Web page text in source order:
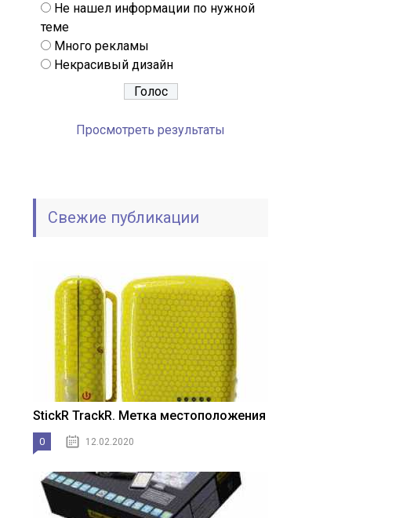
Не нашел информации по нужной
теме
Много рекламы
Некрасивый дизайн
Просмотреть результаты
Свежие публикации
StickR TrackR. Метка местоположения
0 12.02.2020